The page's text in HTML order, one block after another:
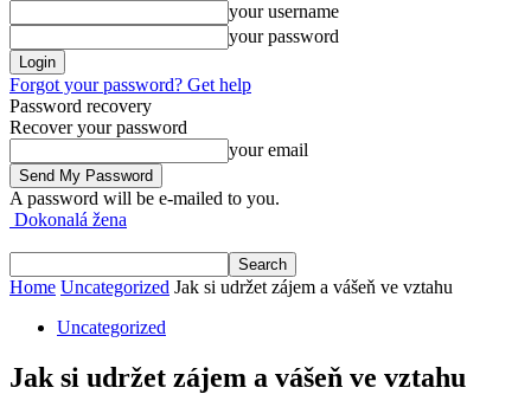
your username
your password
Forgot your password? Get help
Password recovery
Recover your password
your email
A password will be e-mailed to you.
Dokonalá žena
Home Uncategorized Jak si udržet zájem a vášeň ve vztahu
Uncategorized
Jak si udržet zájem a vášeň ve vztahu